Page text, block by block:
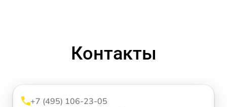
Контакты
+7 (495) 106-23-05